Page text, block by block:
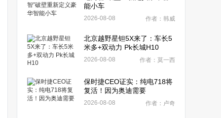
能小车
2026-08-08 作者：韩威
北京越野星钽5X来了：车长5
米多+双动力 Pk长城H10
2026-08-08 作者：莫一西
保时捷CEO证实：纯电718将
复活！因为奥迪需要
2026-08-08 作者：卢奇